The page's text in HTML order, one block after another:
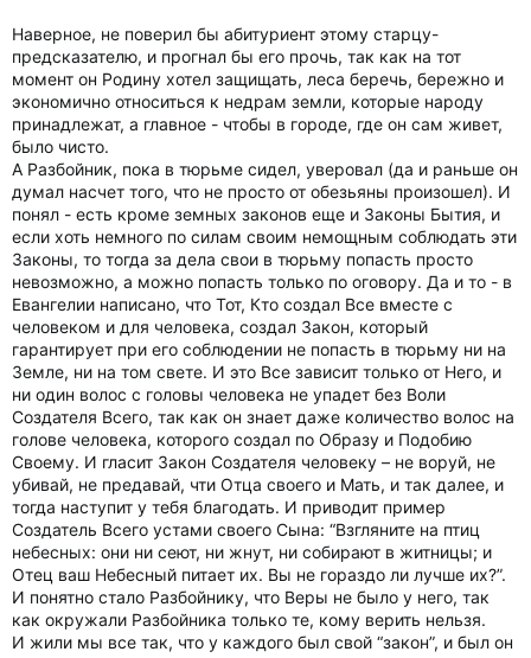
Наверное, не поверил бы абитуриент этому старцу-
предсказателю, и прогнал бы его прочь, так как на тот
момент он Родину хотел защищать, леса беречь, бережно и
экономично относиться к недрам земли, которые народу
принадлежат, а главное - чтобы в городе, где он сам живет,
было чисто.
А Разбойник, пока в тюрьме сидел, уверовал (да и раньше он
думал насчет того, что не просто от обезьяны произошел). И
понял - есть кроме земных законов еще и Законы Бытия, и
если хоть немного по силам своим немощным соблюдать эти
Законы, то тогда за дела свои в тюрьму попасть просто
невозможно, а можно попасть только по оговору. Да и то - в
Евангелии написано, что Тот, Кто создал Все вместе с
человеком и для человека, создал Закон, который
гарантирует при его соблюдении не попасть в тюрьму ни на
Земле, ни на том свете. И это Все зависит только от Него, и
ни один волос с головы человека не упадет без Воли
Создателя Всего, так как он знает даже количество волос на
голове человека, которого создал по Образу и Подобию
Своему. И гласит Закон Создателя человеку – не воруй, не
убивай, не предавай, чти Отца своего и Мать, и так далее, и
тогда наступит у тебя благодать. И приводит пример
Создатель Всего устами своего Сына: “Взгляните на птиц
небесных: они ни сеют, ни жнут, ни собирают в житницы; и
Отец ваш Небесный питает их. Вы не гораздо ли лучше их?”.
И понятно стало Разбойнику, что Веры не было у него, так
как окружали Разбойника только те, кому верить нельзя.
И жили мы все так, что у каждого был свой “закон”, и был он